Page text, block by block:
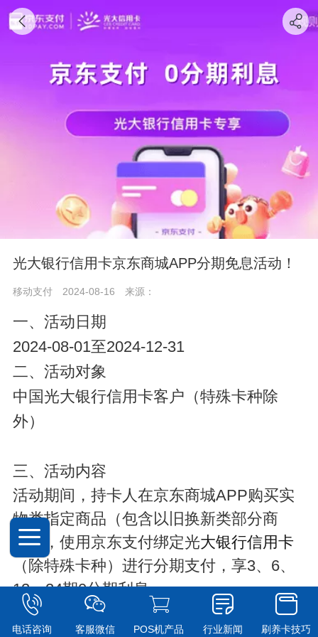
光大银行信用卡京东商城APP分期免息活动！
移动支付 2024-08-16 来源：
一、活动日期
2024-08-01至2024-12-31
二、活动对象
中国光大银行信用卡客户（特殊卡种除
外）
三、活动内容
活动期间，持卡人在京东商城APP购买实
物类指定商品（包含以旧换新类部分商
品），使用京东支付绑定光大银行信用卡
（除特殊卡种）进行分期支付，享3、6、
12、24期0分期利息。
电话咨询 客服微信 POS机产品 行业新闻 刷养卡技巧